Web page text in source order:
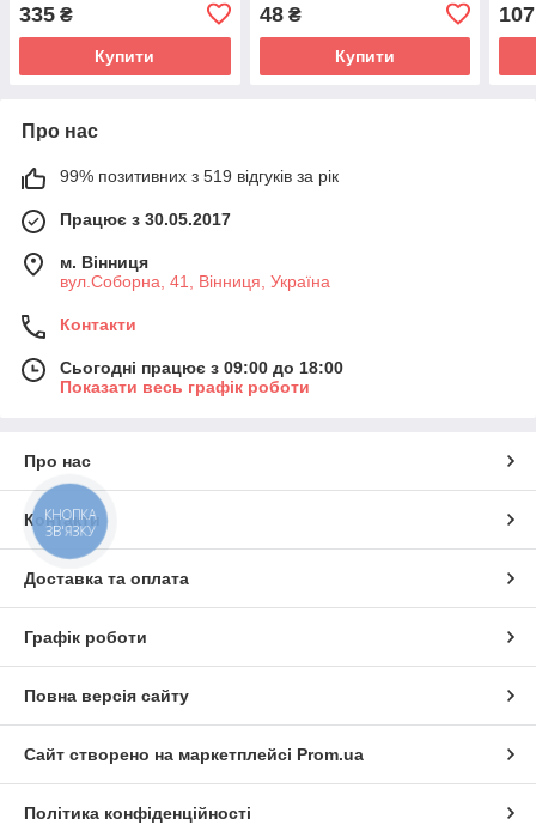
335 ₴
Купити
48₴
Купити
Про нас
99% позитивних з 519 відгуків за рік
Працює з 30.05.2017
м. Вінниця
вул.Соборна, 41, Вінниця, Україна
Контакти
Сьогодні працює з 09:00 до 18:00
Показати весь графік роботи
Про нас
Контакти
Доставка та оплата
Графік роботи
Повна версія сайту
Сайт створено на маркетплейсі Prom.ua
Політика конфіденційності
КНОПКА
ЗВ'ЯЗКУ